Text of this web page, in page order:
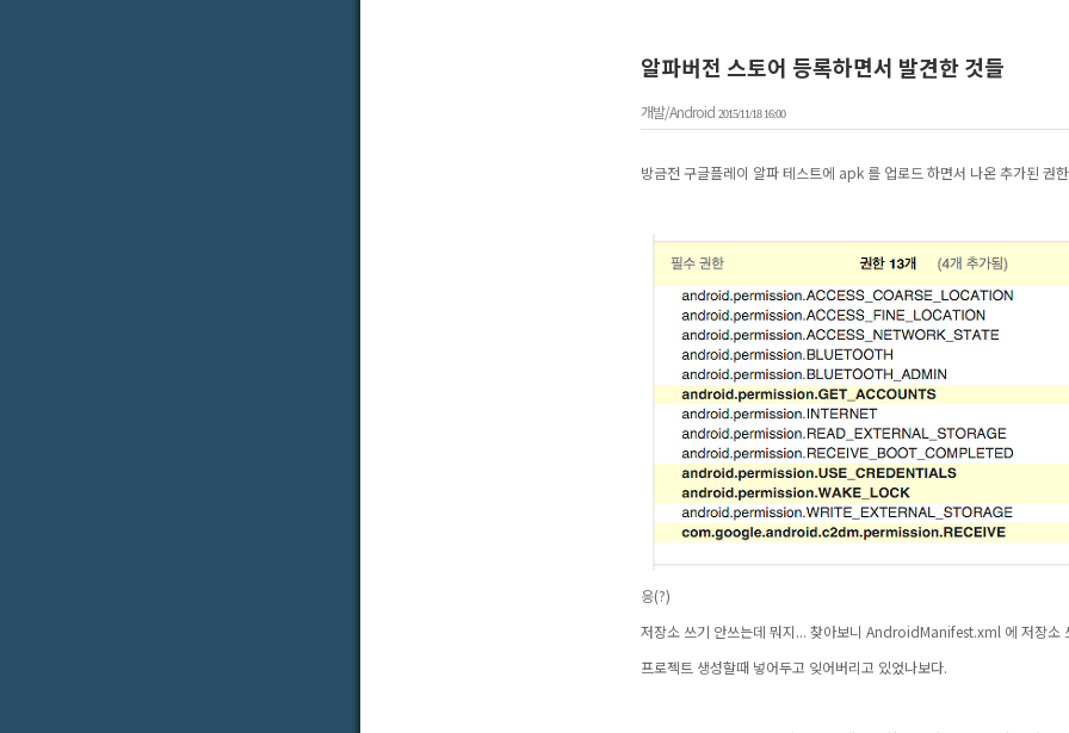
알파버전 스토어 등록하면서 발견한 것들
개발/Android 2015/11/18 16:00
방금전 구글플레이 알파 테스트에 apk 를 업로드 하면서 나온 추가된 권
응(?)
저장소 쓰기 안쓰는데 뭐지... 찾아보니 AndroidManifest.xml 에 저장소
프로젝트 생성할때 넣어두고 잊어버리고 있었나보다.